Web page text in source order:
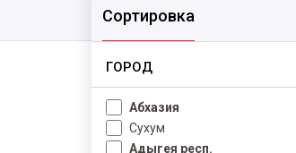
Сортировка
ГОРОД
Абхазия
Сухум
Адыгея респ.